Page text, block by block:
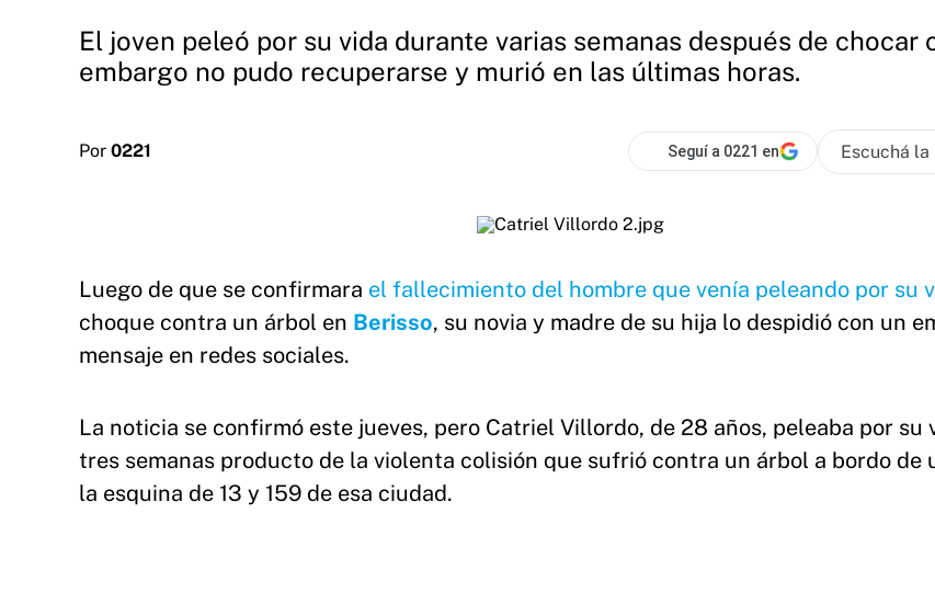
El joven peleó por su vida durante varias semanas después de chocar
embargo no pudo recuperarse y murió en las últimas horas.
Por 0221 Seguí a 0221 en Escuchá la
Luego de que se confirmara el fallecimiento del hombre que venía peleando por su
choque contra un árbol en Berisso, su novia y madre de su hija lo despidió con un
mensaje en redes sociales.
La noticia se confirmó este jueves, pero Catriel Villordo, de 28 años, peleaba por su
tres semanas producto de la violenta colisión que sufrió contra un árbol a bordo de
la esquina de 13 y 159 de esa ciudad.